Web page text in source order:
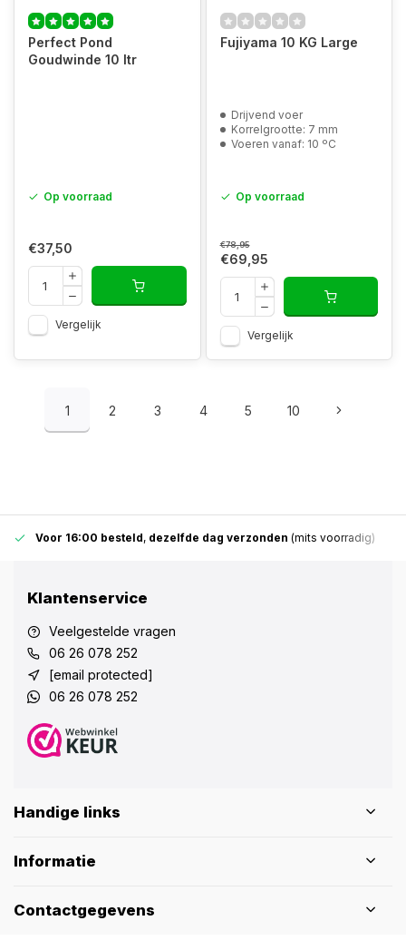
Perfect Pond
Goudwinde 10 ltr
Op voorraad
€37,50
Vergelijk
Fujiyama 10 KG Large
Drijvend voer
Korrelgrootte: 7 mm
Voeren vanaf: 10 ºC
Op voorraad
€78,95
€69,95
Vergelijk
1 2 3 4 5 10
Voor 16:00 besteld, dezelfde dag verzonden (mits voorradig)
Klantenservice
Veelgestelde vragen
06 26 078 252
[email protected]
06 26 078 252
Handige links
Informatie
Contactgegevens